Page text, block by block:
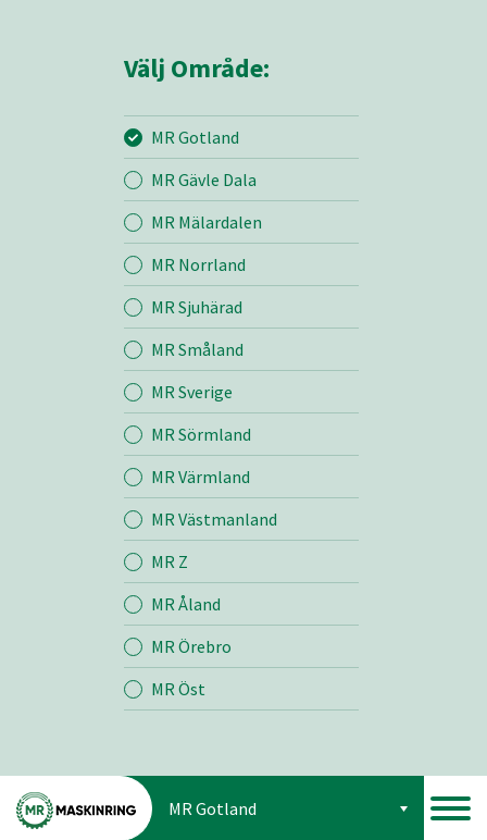
Mina sidor
MR Gotland
Entreprenad
Bemanning
Välj Område:
MR Gotland
MR Gävle Dala
MR Mälardalen
MR Norrland
MR Sjuhärad
MR Småland
MR Sverige
MR Sörmland
MR Värmland
MR Västmanland
MR Z
MR Åland
MR Örebro
MR Öst
MR Gotland